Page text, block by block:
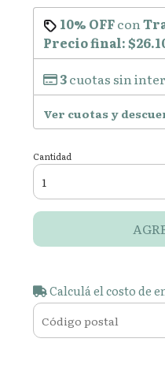
10% OFFcon
Precio final:
3cuotas sin
Ver cuotas y
Cantidad
Calculá el costo de